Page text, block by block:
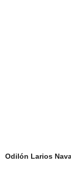
Odilón Larios